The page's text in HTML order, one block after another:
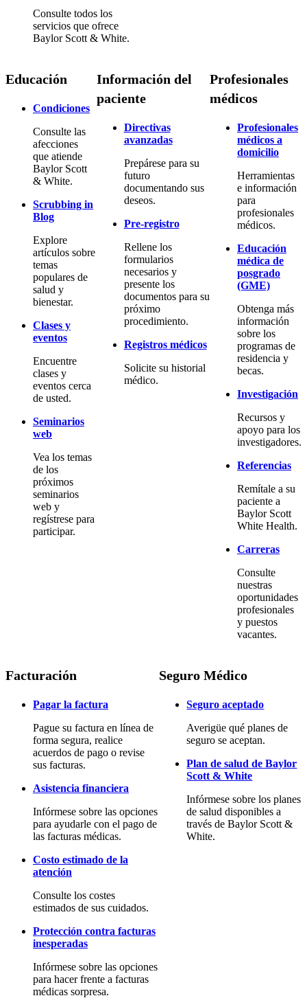
Consulte todos los
servicios que ofrece
Baylor Scott & White.
Educación
Condiciones
Consulte las
afecciones
que atiende
Baylor Scott
& White.
Scrubbing in
Blog
Explore
artículos sobre
temas
populares de
salud y
bienestar.
Clases y
eventos
Encuentre
clases y
eventos cerca
de usted.
Seminarios
web
Vea los temas
de los
próximos
seminarios
web y
regístrese para
participar.
Información del
paciente
Directivas
avanzadas
Prepárese para su
futuro
documentando sus
deseos.
Pre-registro
Rellene los
formularios
necesarios y
presente los
documentos para su
próximo
procedimiento.
Registros médicos
Solicite su historial
médico.
Profesionales
médicos
Profesionales
médicos a
domicilio
Herramientas
e información
para
profesionales
médicos.
Educación
médica de
posgrado
(GME)
Obtenga más
información
sobre los
programas de
residencia y
becas.
Investigación
Recursos y
apoyo para los
investigadores.
Referencias
Remítale a su
paciente a
Baylor Scott
White Health.
Carreras
Consulte
nuestras
oportunidades
profesionales
y puestos
vacantes.
Facturación
Pagar la factura
Pague su factura en línea de
forma segura, realice
acuerdos de pago o revise
sus facturas.
Asistencia financiera
Infórmese sobre las opciones
para ayudarle con el pago de
las facturas médicas.
Costo estimado de la
atención
Consulte los costes
estimados de sus cuidados.
Protección contra facturas
inesperadas
Infórmese sobre las opciones
para hacer frente a facturas
médicas sorpresa.
Seguro Médico
Seguro aceptado
Averigüe qué planes de
seguro se aceptan.
Plan de salud de Baylor
Scott & White
Infórmese sobre los planes
de salud disponibles a
través de Baylor Scott &
White.